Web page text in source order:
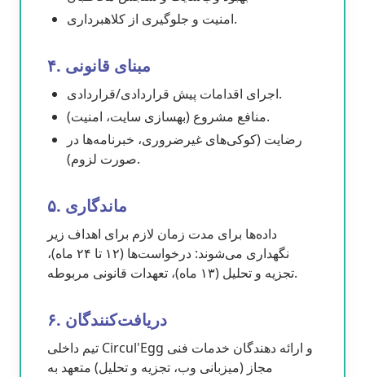
امنیت و جلوگیری از کلاهبرداری.
۴. مبنای قانونی
اجرای اقدامات پیش قراردادی/قراردادی.
منافع مشروع (بهسازی سایت، امنیت).
رضایت (کوکی‌های غیرضروری، خبرنامه‌ها در
صورت لزوم).
۵. ماندگاری
داده‌ها برای مدت زمان لازم برای اهداف زیر
نگهداری می‌شوند: درخواست‌ها (۱۲ تا ۲۴ ماه)،
تجزیه و تحلیل (۱۳ ماه)، تعهدات قانونی مربوطه.
۶. دریافت‌کنندگان
تیم داخلی Circul'Egg و ارائه دهندگان خدمات فنی
مجاز (میزبانی وب، تجزیه و تحلیل) متعهد به